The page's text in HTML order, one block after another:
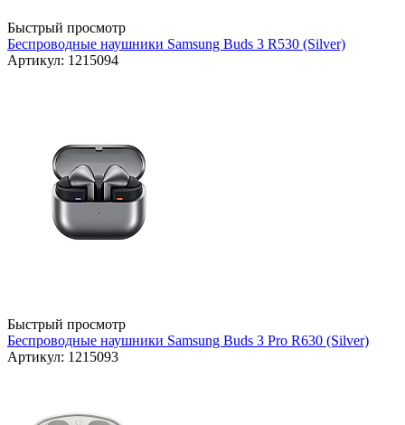
Быстрый просмотр
Беспроводные наушники Samsung Buds 3 R530 (Silver)
Артикул: 1215094
Быстрый просмотр
Беспроводные наушники Samsung Buds 3 Pro R630 (Silver)
Артикул: 1215093